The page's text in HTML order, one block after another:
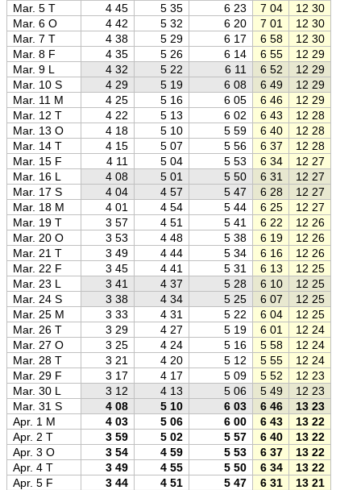
Mar. 5 T
4 45 5 35 6 23 7 04 12 30
Mar. 6 O
4 42 5 32 6 20 7 01 12 30
Mar. 7 T
4 38 5 29 6 17 6 58 12 30
Mar. 8 F
4 35 5 26 6 14 6 55 12 29
Mar. 9 L
4 32 5 22 6 11 6 52 12 29
Mar. 10 S
4 29 5 19 6 08 6 49 12 29
Mar. 11 M
4 25 5 16 6 05 6 46 12 29
Mar. 12 T
4 22 5 13 6 02 6 43 12 28
Mar. 13 O
4 18 5 10 5 59 6 40 12 28
Mar. 14 T
4 15 5 07 5 56 6 37 12 28
Mar. 15 F
4 11 5 04 5 53 6 34 12 27
Mar. 16 L
4 08 5 01 5 50 6 31 12 27
Mar. 17 S
4 04 4 57 5 47 6 28 12 27
Mar. 18 M
4 01 4 54 5 44 6 25 12 27
Mar. 19 T
3 57 4 51 5 41 6 22 12 26
Mar. 20 O
3 53 4 48 5 38 6 19 12 26
Mar. 21 T
3 49 4 44 5 34 6 16 12 26
Mar. 22 F
3 45 4 41 5 31 6 13 12 25
Mar. 23 L
3 41 4 37 5 28 6 10 12 25
Mar. 24 S
3 38 4 34 5 25 6 07 12 25
Mar. 25 M
3 33 4 31 5 22 6 04 12 25
Mar. 26 T
3 29 4 27 5 19 6 01 12 24
Mar. 27 O
3 25 4 24 5 16 5 58 12 24
Mar. 28 T
3 21 4 20 5 12 5 55 12 24
Mar. 29 F
3 17 4 17 5 09 5 52 12 23
Mar. 30 L
3 12 4 13 5 06 5 49 12 23
Mar. 31 S
4 08 5 10 6 03 6 46 13 23
Apr. 1 M
4 03 5 06 6 00 6 43 13 22
Apr. 2 T
3 59 5 02 5 57 6 40 13 22
Apr. 3 O
3 54 4 59 5 53 6 37 13 22
Apr. 4 T
3 49 4 55 5 50 6 34 13 22
Apr. 5 F
3 44 4 51 5 47 6 31 13 21